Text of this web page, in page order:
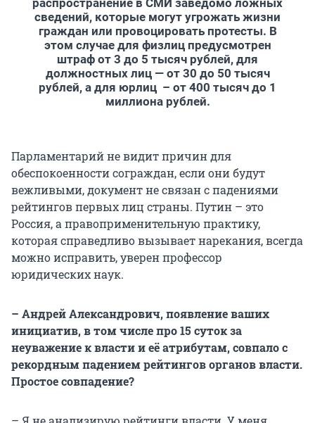
распространение в СМИ заведомо ложных
сведений, которые могут угрожать жизни
граждан или провоцировать протесты. В
этом случае для физлиц предусмотрен
штраф от 3 до 5 тысяч рублей, для
должностных лиц — от 30 до 50 тысяч
рублей, а для юрлиц – от 400 тысяч до 1
миллиона рублей.
Парламентарий не видит причин для
обеспокоенности сограждан, если они будут
вежливыми, документ не связан с падениями
рейтингов первых лиц страны. Путин – это
Россия, а правоприменительную практику,
которая справедливо вызывает нарекания, всегда
можно исправить, уверен профессор
юридических наук.
– Андрей Александрович, появление ваших
инициатив, в том числе про 15 суток за
неуважение к власти и её атрибутам, совпало с
рекордным падением рейтингов органов власти.
Простое совпадение?